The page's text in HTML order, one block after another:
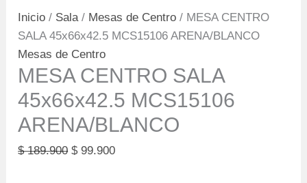
Inicio / Sala/ Mesas de Centro / MESA CENTRO
SALA 45x66x42.5 MCS15106 ARENA/BLANCO
Mesas de Centro
MESA CENTRO SALA
45x66x42.5 MCS15106
ARENA/BLANCO
$189.900 Original
$99.900Current